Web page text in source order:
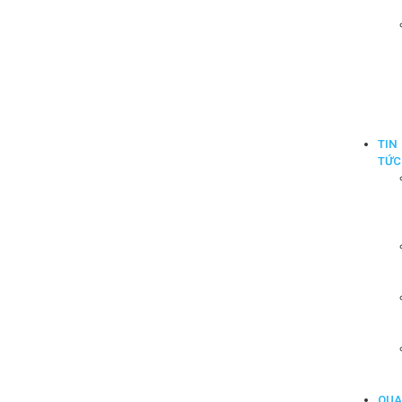
TIN
TỨC